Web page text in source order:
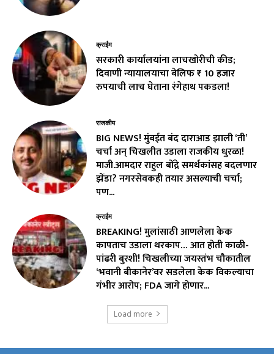
क्राईम
सरकारी कार्यालयांना लाचखोरीची कीड;
दिवाणी न्यायालयाचा बेलिफ ₹ 10 हजार
रुपयाची लाच घेताना रंगेहाथ पकडला!
राजकीय
BIG NEWS! मुंबईत बंद दाराआड झाली ‘ती’
चर्चा अन् चिखलीत उडाला राजकीय धुरळा!
माजी.आमदार राहुल बोंद्रे समर्थकांसह बदलणार
झेंडा? नगरसेवकही तयार असल्याची चर्चा;
पण...
क्राईम
BREAKING! मुलांसाठी आणलेला केक
कापताच उडाला थरकाप… आत होती काळी-
पांढरी बुरशी! चिखलीच्या जयस्तंभ चौकातील
‘भवानी बीकानेर’वर सडलेला केक विकल्याचा
गंभीर आरोप; FDA जागे होणार...
Load more